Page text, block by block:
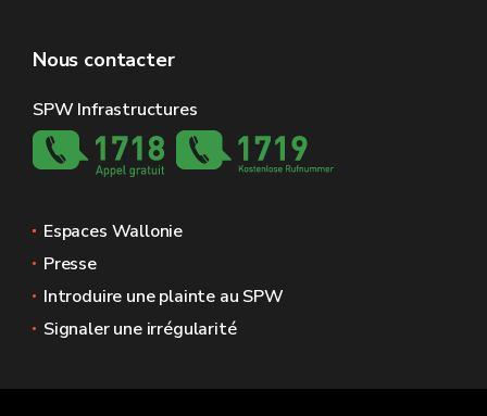
Nous contacter
SPW Infrastructures
Espaces Wallonie
Presse
Introduire une plainte au SPW
Signaler une irrégularité